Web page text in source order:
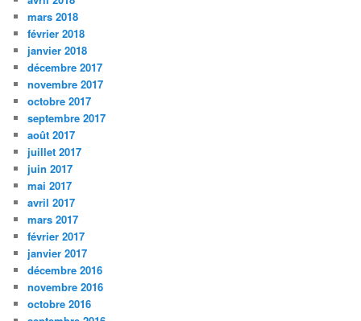
mars 2018
février 2018
janvier 2018
décembre 2017
novembre 2017
octobre 2017
septembre 2017
août 2017
juillet 2017
juin 2017
mai 2017
avril 2017
mars 2017
février 2017
janvier 2017
décembre 2016
novembre 2016
octobre 2016